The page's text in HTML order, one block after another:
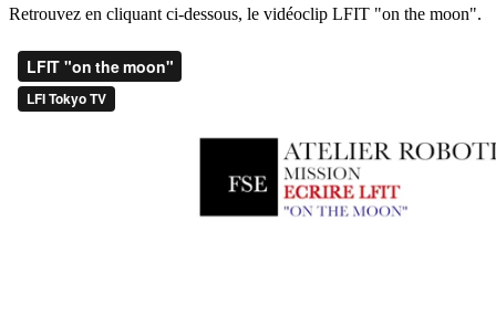
Retrouvez en cliquant ci-dessous, le vidéoclip LFIT "on the moon".